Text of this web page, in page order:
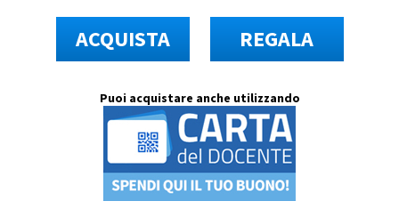
ACQUISTA REGALA
Puoi acquistare anche utilizzando